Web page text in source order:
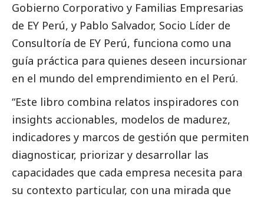
Gobierno Corporativo y Familias Empresarias
de EY Perú, y Pablo Salvador, Socio Líder de
Consultoría de EY Perú, funciona como una
guía práctica para quienes deseen incursionar
en el mundo del emprendimiento en el Perú.
“Este libro combina relatos inspiradores con
insights accionables, modelos de madurez,
indicadores y marcos de gestión que permiten
diagnosticar, priorizar y desarrollar las
capacidades que cada empresa necesita para
su contexto particular, con una mirada que